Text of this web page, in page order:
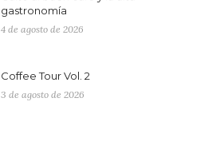
gastronomía
4 de agosto de 2026
Coffee Tour Vol. 2
3 de agosto de 2026